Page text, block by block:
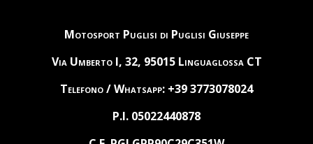
Motosport Puglisi di Puglisi Giuseppe
Via Umberto I, 32, 95015 Linguaglossa CT
Telefono / Whatsapp: +39 3773078024
P.I. 05022440878